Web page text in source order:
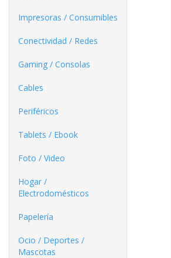
Impresoras / Consumibles
Conectividad / Redes
Gaming / Consolas
Cables
Periféricos
Tablets / Ebook
Foto / Video
Hogar /
Electrodomésticos
Papelería
Ocio / Deportes /
Mascotas